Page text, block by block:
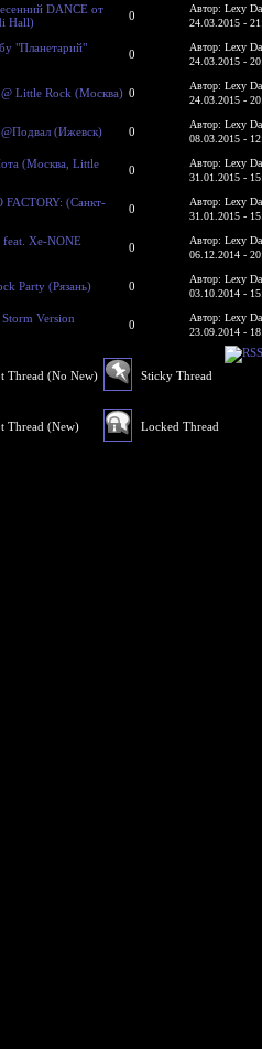
DANCE от
Hall)
0
Автор: Lexy
24.03.2015 -
"Планетарий"
0
Автор: Lexy
24.03.2015 -
Little Rock (Москва) 0
Автор: Lexy
24.03.2015 -
(Ижевск) 0
Автор: Lexy
08.03.2015 -
(Москва, Little
0
Автор: Lexy
31.01.2015 -
(Санкт-
0
Автор: Lexy
31.01.2015 -
feat. Xe-NONE
0
Автор: Lexy
06.12.2014 -
Party (Рязань) 0
Автор: Lexy
03.10.2014 -
Version
0
Автор: Lexy
23.09.2014 -
Thread (No New)
Thread (New)
Sticky Thread
Locked Thread